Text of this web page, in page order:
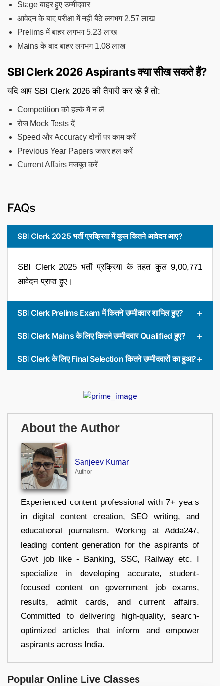
Stage बाहर हुए उम्मीदवार
आवेदन के बाद परीक्षा में नहीं बैठे लगभग 2.57 लाख
Prelims में बाहर लगभग 5.23 लाख
Mains के बाद बाहर लगभग 1.08 लाख
SBI Clerk 2026 Aspirants क्या सीख सकते हैं?
यदि आप SBI Clerk 2026 की तैयारी कर रहे हैं तो:
Competition को हल्के में न लें
रोज Mock Tests दें
Speed और Accuracy दोनों पर काम करें
Previous Year Papers जरूर हल करें
Current Affairs मजबूत करें
FAQs
SBI Clerk 2025 भर्ती प्रक्रिया में कुल कितने आवेदन आए?
SBI Clerk 2025 भर्ती प्रक्रिया के तहत कुल 9,00,771
आवेदन प्राप्त हुए।
SBI Clerk Prelims Exam में कितने उम्मीदवार शामिल हुए?
SBI Clerk Mains के लिए कितने उम्मीदवार Qualified हुए?
SBI Clerk के लिए Final Selection कितने उम्मीदवारों का हुआ?
About the Author
Sanjeev Kumar
Author
Experienced content professional with 7+ years
in digital content creation, SEO writing, and
educational journalism. Working at Adda247,
leading content generation for the aspirants of
Govt job like - Banking, SSC, Railway etc. I
specialize in developing accurate, student-
focused content on government job exams,
results, admit cards, and current affairs.
Committed to delivering high-quality, search-
optimized articles that inform and empower
aspirants across India.
Popular Online Live Classes